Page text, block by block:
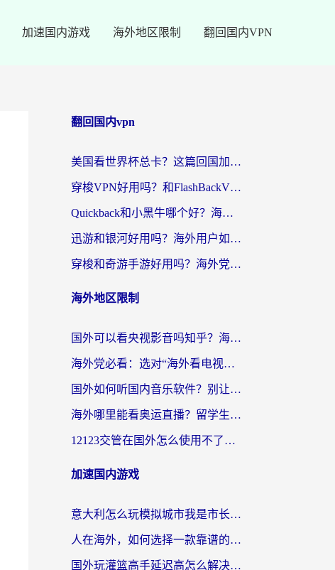
加速国内游戏 海外地区限制 翻回国内VPN
翻回国内vpn
美国看世界杯总卡？这篇回国加速器指南帮你无缝刷国内资源（附苹果手机VPN设置步骤）
穿梭VPN好用吗？和FlashBackVPN对比哪个回国效果更好？
Quickback和小黑牛哪个好？海外党亲测指南，选对回国加速器秒回国内
迅游和银河好用吗？海外用户如何选择回国加速器实现无缝访问国内资源
穿梭和奇游手游好用吗？海外党亲测3款回国加速器，附蜜蜂加速器七天试用攻略
海外地区限制
国外可以看央视影音吗知乎？海外党亲测有效的回国加速方案
海外党必看：选对“海外看电视剧软件”，再也不用愁国内剧刷不了
国外如何听国内音乐软件？别让地域限制，断了你的中文歌单
海外哪里能看奥运直播？留学生&海外华人必看的体育赛事观赛终极指南
12123交管在国外怎么使用不了？海外华人必看的无缝访问国内资源指南
加速国内游戏
意大利怎么玩模拟城市我是市长？海外党国服游戏加速终极攻略（附三国3量子特攻解决办法）
人在海外，如何选择一款靠谱的玩剑灵2加速器？
国外玩灌篮高手延迟高怎么解决？海外玩家国服游戏加速终极指南